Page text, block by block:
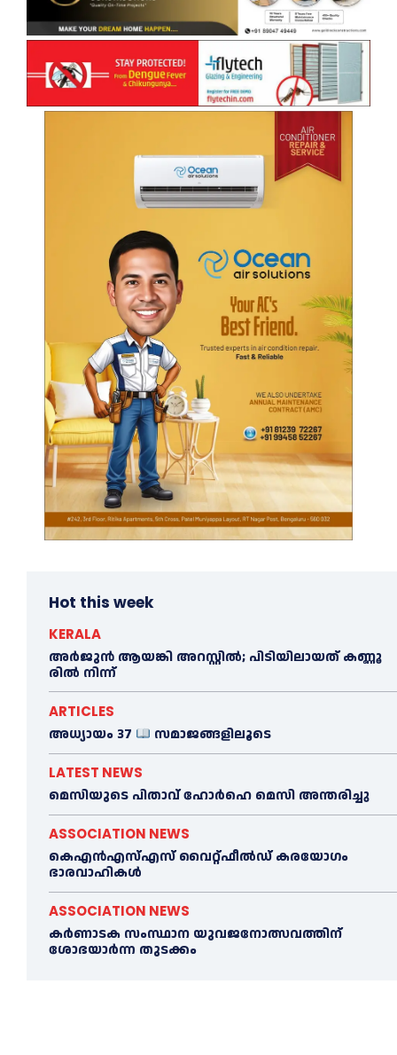
Hot this week
KERALA
അ​ർ​ജു​ൻ ആ​യ​ങ്കി അ​റ​സ്റ്റി​ൽ; പി​ടി​യി​ലാ​യ​ത് ക​ണ്ണൂ​
രി​ൽ നി​ന്ന്
ARTICLES
അധ്യായം 37
സമാജങ്ങളിലൂടെ
LATEST NEWS
മെ​സിയുടെ പിതാവ് ഹോർഹെ മെ​സി അന്തരിച്ചു
ASSOCIATION NEWS
കെഎൻഎസ്എസ് വൈറ്റ്ഫീൽഡ് കരയോഗം
ഭാരവാഹികള്‍
ASSOCIATION NEWS
കര്‍ണാടക സംസ്ഥാന യുവജനോത്സവത്തിന്
ശോഭയാർന്ന തുടക്കം